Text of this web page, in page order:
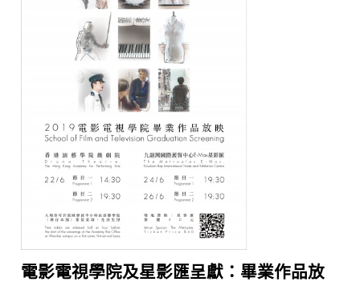
電影電視學院及星影匯呈獻：畢業作品放